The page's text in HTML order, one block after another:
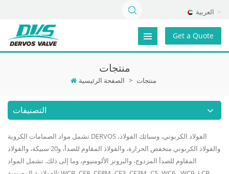
العربية
Get a Quote
منتجات
الصفحة الرئيسية > منتجات
التصنيفات
تشمل مواد الصمامات الكروية DERVOS الفولاذ الكربوني، وسبائك الفولاذ،
والفولاذ الكربوني منخفض الحرارة، والفولاذ المقاوم للصدأ، و20 سبيكة، والفولاذ
المقاوم للصدأ المزدوج، والبرونز الألومنيوم، وما إلى ذلك. تشمل المواد